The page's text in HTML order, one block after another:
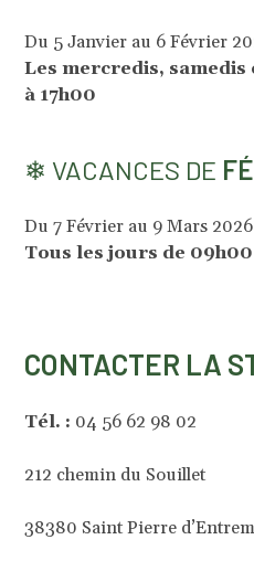
Du 5 Janvier au 6 Février
Les mercredis, samedis
à 17h00
❄ VACANCES DE
Du 7 Février au 9 Mars 2026
Tous les jours de 09h00
CONTACTER LA
Tél. : 04 56 62 98 02
212 chemin du Souillet
38380 Saint Pierre